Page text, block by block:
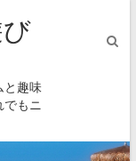
と趣味
でもニ